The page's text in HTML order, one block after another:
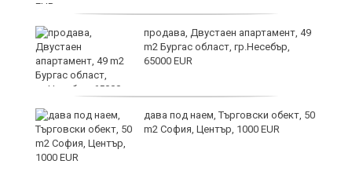
продава, Двустаен апартамент, 49
m2 Бургас област, гр.Несебър,
65000 EUR
дава под наем, Търговски обект, 50
m2 София, Център, 1000 EUR